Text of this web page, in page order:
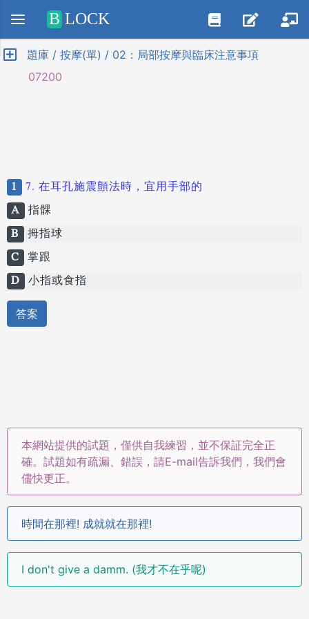
Positive SSL
B LOCK
題庫 / 按摩(單) / 02：局部按摩與臨床注意事項
07200
1 7. 在耳孔施震顫法時，宜用手部的
A 指髁
B 拇指球
C 掌跟
D 小指或食指
答案
本網站提供的試題，僅供自我練習，並不保証完全正
確。試題如有疏漏、錯誤，請E-mail告訴我們，我們會
儘快更正。
時間在那裡! 成就就在那裡!
I don't give a damm. (我才不在乎呢)